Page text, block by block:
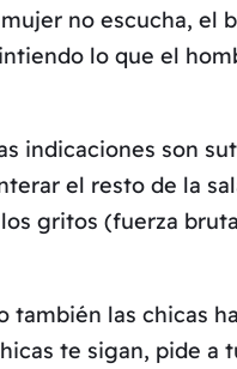
no escucha, el
lo que el
indicaciones son
el resto de la
gritos (fuerza
también las chicas
te sigan, pide a